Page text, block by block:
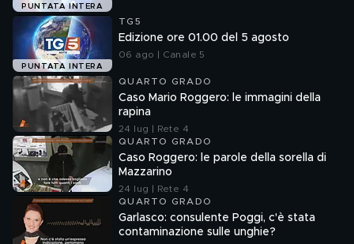
PUNTATA INTERA
PUNTATA INTERA
TG5
Edizione ore 01.00 del 5 agosto
06 ago | Canale 5
QUARTO GRADO
Caso Mario Roggero: le immagini della
rapina
24 lug | Rete 4
QUARTO GRADO
Caso Roggero: le parole della sorella di
Mazzarino
24 lug | Rete 4
QUARTO GRADO
Garlasco: consulente Poggi, c'è stata
contaminazione sulle unghie?